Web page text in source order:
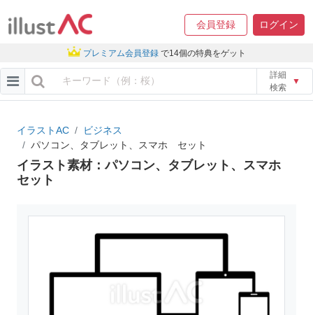
会員登録 ログイン
プレミアム会員登録 で14個の特典をゲット
詳細
検索
▼
イラストAC
ビジネス
パソコン、タブレット、スマホ セット
イラスト素材：パソコン、タブレット、スマホ
セット